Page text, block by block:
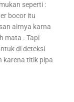
seperti :
bocor itu
airnya karna
mata . Tapi
di deteksi
karena titik pipa